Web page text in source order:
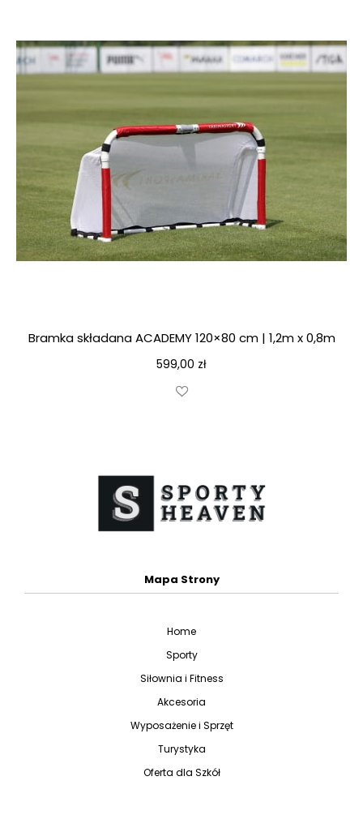
Bramka składana ACADEMY 120×80 cm | 1,2m x 0,8m
599,00 zł
Mapa Strony
Home
Sporty
Siłownia i Fitness
Akcesoria
Wyposażenie i Sprzęt
Turystyka
Oferta dla Szkół